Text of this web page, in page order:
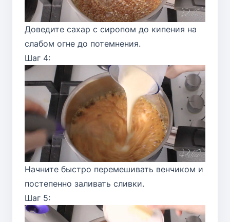
Доведите сахар с сиропом до кипения на
слабом огне до потемнения.
Шаг 4:
Начните быстро перемешивать венчиком и
постепенно заливать сливки.
Шаг 5: